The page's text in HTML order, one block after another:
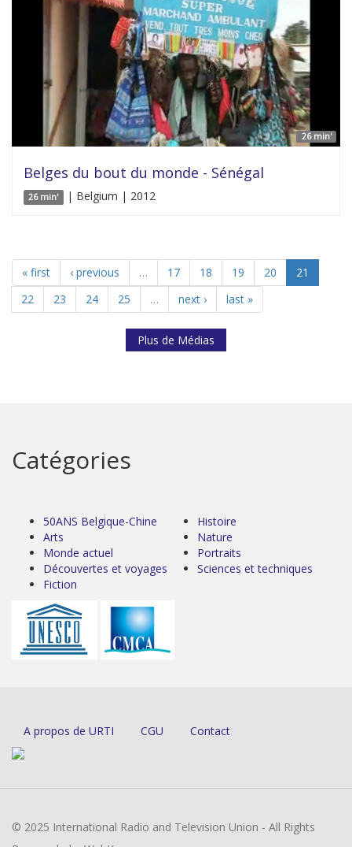
26 min'
Belges du bout du monde - Sénégal
26 min' | Belgium | 2012
« first ‹ previous … 17 18 19 20
21
22
23 24 25 … next › last »
Plus de Médias
Catégories
50ANS Belgique-Chine
Arts
Monde actuel
Découvertes et voyages
Fiction
Histoire
Nature
Portraits
Sciences et techniques
A propos de URTI CGU Contact
© 2025 International Radio and Television Union - All Rights